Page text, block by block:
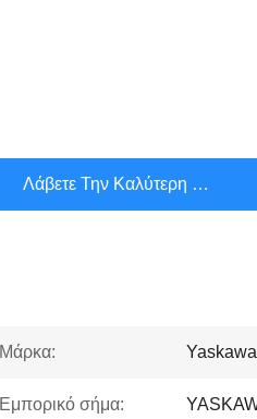
Λάβετε Την Καλύτερη Τιμή
Μάρκα: Yaskawa
Εμπορικό σήμα: